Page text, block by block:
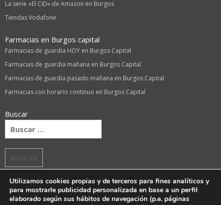
La serie «El CID» de Amazon en Burgos
Tiendas Vodafone
Farmacias en Burgos capital
Farmacias de guardia HOY en Burgos Capital
Farmacias de guardia mañana en Burgos Capital
Farmacias de guardia pasado mañana en Burgos Capital
Farmacias con horario continuo en Burgos Capital
Buscar
Buscar:
Utilizamos cookies propias y de terceros para fines analíticos y
para mostrarle publicidad personalizada en base a un perfil
elaborado según sus hábitos de navegación (p.e. páginas